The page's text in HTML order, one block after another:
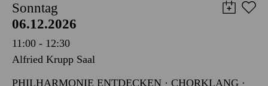
PHILHARMONIE ESSEN
Sonntag
06.12.2026
11:00 - 12:30